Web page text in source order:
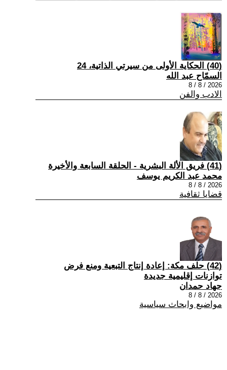
(40) الحكاية الأولى من سيرتي الذاتية، 24
السمّاح عبد الله
2026 / 8 / 8
الادب والفن
(41) فريق الألة البشرية - الحلقة السابعة والأخيرة
محمد عبد الكريم يوسف
2026 / 8 / 8
قضايا ثقافية
(42) حلف مكة: إعادة إنتاج التبعية ومنع فرض
توازنات إقليمية جديدة
جهاد حمدان
2026 / 8 / 8
مواضيع وابحاث سياسية